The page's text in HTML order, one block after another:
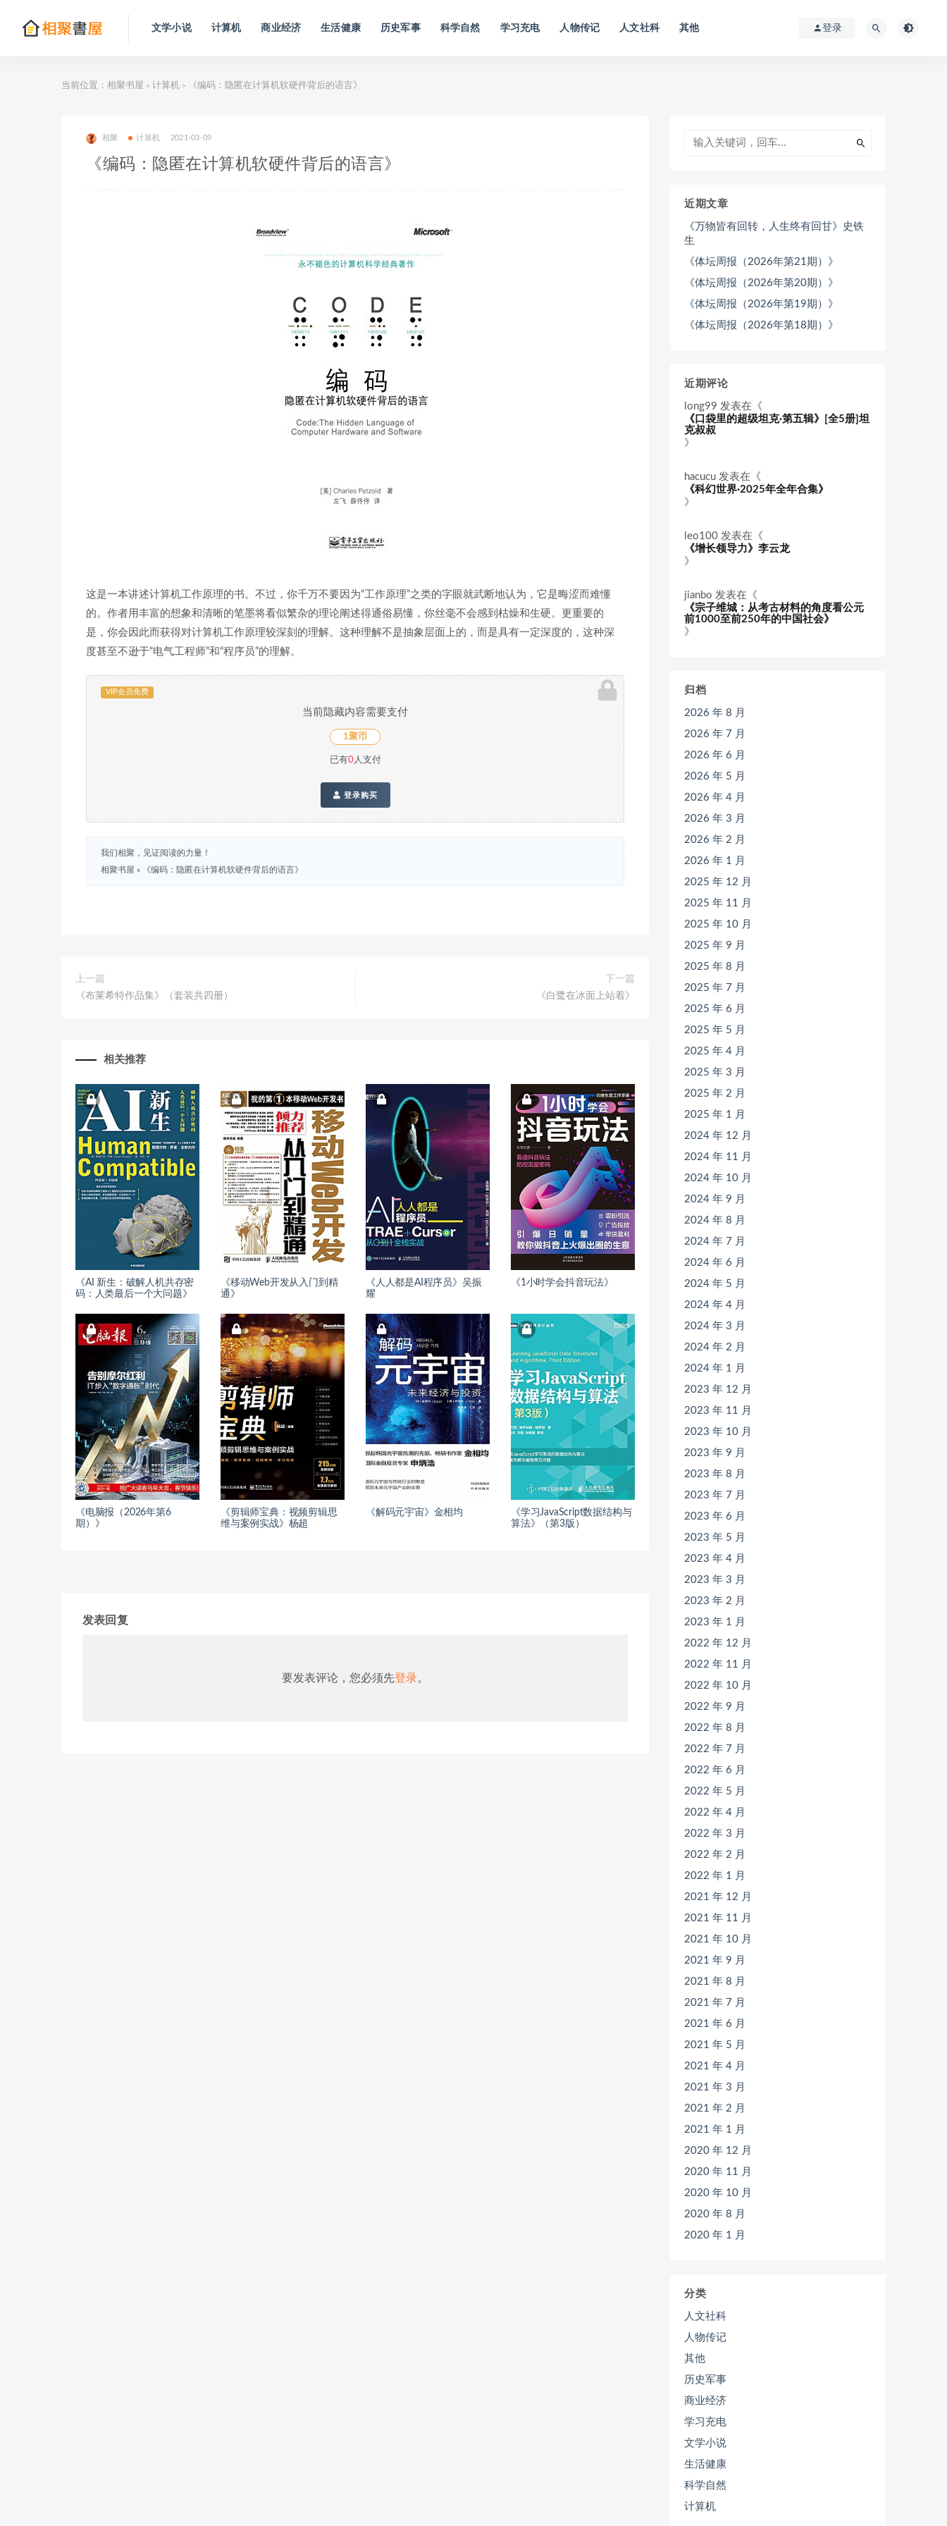
文学小说 计算机 商业经济 生活健康 历史军事 科学自然 学习充电 人物传记 人文社科 其他 登录
当前位置： 相聚书屋 > 计算机 > 《编码：隐匿在计算机软硬件背后的语言》
相聚 计算机 2021-03-09
《编码：隐匿在计算机软硬件背后的语言》
这是一本讲述计算机工作原理的书。不过，你千万不要因为“工作原理”之类的字眼就武断地认为，它是晦涩而难懂
的。作者用丰富的想象和清晰的笔墨将看似繁杂的理论阐述得通俗易懂，你丝毫不会感到枯燥和生硬。更重要的
是，你会因此而获得对计算机工作原理较深刻的理解。这种理解不是抽象层面上的，而是具有一定深度的，这种深
度甚至不逊于“电气工程师”和“程序员”的理解。
VIP会员免费
当前隐藏内容需要支付
1聚币
已有0人支付
登录购买
我们相聚，见证阅读的力量！
相聚书屋 » 《编码：隐匿在计算机软硬件背后的语言》
上一篇
《布莱希特作品集》（套装共四册）
下一篇
《白鹭在冰面上站着》
相关推荐
《AI 新生：破解人机共存密
码：人类最后一个大问题》
《移动Web开发从入门到精
通》
《人人都是AI程序员》吴振
耀
《1小时学会抖音玩法》
《电脑报（2026年第6
期）》
《剪辑师宝典：视频剪辑思
维与案例实战》杨超
《解码元宇宙》金相均
《学习JavaScript数据结构与
算法》（第3版）
发表回复
要发表评论，您必须先登录。
近期文章
《万物皆有回转，人生终有回甘》史铁
生
《体坛周报（2026年第21期）》
《体坛周报（2026年第20期）》
《体坛周报（2026年第19期）》
《体坛周报（2026年第18期）》
近期评论
long99 发表在《
《口袋里的超级坦克·第五辑》[全5册]坦
克叔叔
》
hacucu 发表在《
《科幻世界·2025年全年合集》
》
leo100 发表在《
《增长领导力》李云龙
》
jianbo 发表在《
《宗子维城：从考古材料的角度看公元
前1000至前250年的中国社会》
》
归档
2026 年 8 月
2026 年 7 月
2026 年 6 月
2026 年 5 月
2026 年 4 月
2026 年 3 月
2026 年 2 月
2026 年 1 月
2025 年 12 月
2025 年 11 月
2025 年 10 月
2025 年 9 月
2025 年 8 月
2025 年 7 月
2025 年 6 月
2025 年 5 月
2025 年 4 月
2025 年 3 月
2025 年 2 月
2025 年 1 月
2024 年 12 月
2024 年 11 月
2024 年 10 月
2024 年 9 月
2024 年 8 月
2024 年 7 月
2024 年 6 月
2024 年 5 月
2024 年 4 月
2024 年 3 月
2024 年 2 月
2024 年 1 月
2023 年 12 月
2023 年 11 月
2023 年 10 月
2023 年 9 月
2023 年 8 月
2023 年 7 月
2023 年 6 月
2023 年 5 月
2023 年 4 月
2023 年 3 月
2023 年 2 月
2023 年 1 月
2022 年 12 月
2022 年 11 月
2022 年 10 月
2022 年 9 月
2022 年 8 月
2022 年 7 月
2022 年 6 月
2022 年 5 月
2022 年 4 月
2022 年 3 月
2022 年 2 月
2022 年 1 月
2021 年 12 月
2021 年 11 月
2021 年 10 月
2021 年 9 月
2021 年 8 月
2021 年 7 月
2021 年 6 月
2021 年 5 月
2021 年 4 月
2021 年 3 月
2021 年 2 月
2021 年 1 月
2020 年 12 月
2020 年 11 月
2020 年 10 月
2020 年 8 月
2020 年 1 月
分类
人文社科
人物传记
其他
历史军事
商业经济
学习充电
文学小说
生活健康
科学自然
计算机